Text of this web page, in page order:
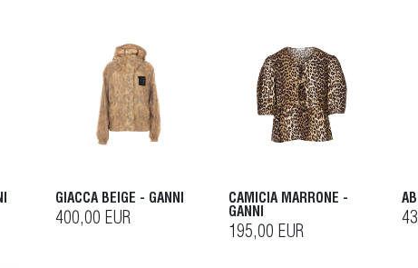
GIACCA BEIGE - GANNI
400,00 EUR
CAMICIA MARRONE -
GANNI
195,00 EUR